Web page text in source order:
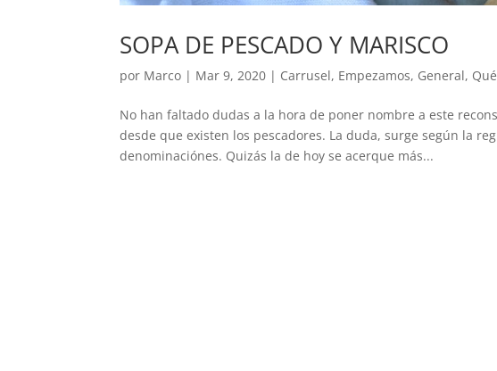
SOPA DE PESCADO Y MARISCO
por Marco | Mar 9, 2020 | Carrusel, Empezamos, General,
No han faltado dudas a la hora de poner nombre a este
desde que existen los pescadores. La duda, surge según la
denominaciónes. Quizás la de hoy se acerque más...